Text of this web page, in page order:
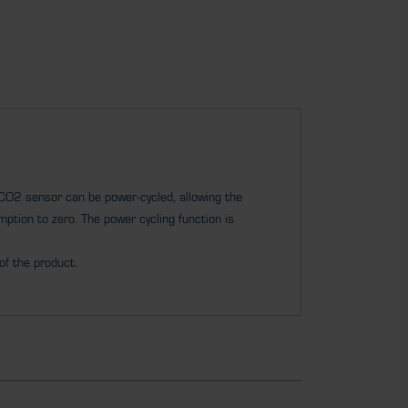
sensor can be power-cycled, allowing the
to zero. The power cycling function is
the product.